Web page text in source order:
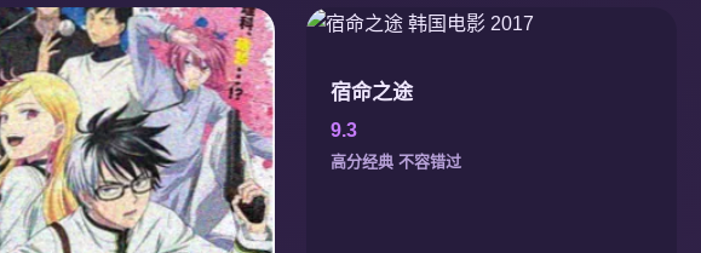
宿命之途
9.3
高分经典 不容错过